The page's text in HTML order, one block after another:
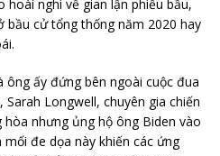
hoài nghi về gian lận phiếu bầu,
cử tổng thống năm 2020 hay
ông ấy đứng bên ngoài cuộc đua
Longwell, chuyên gia chiến
nhưng ủng hộ ông Biden vào
mối đe dọa này khiến các ứng